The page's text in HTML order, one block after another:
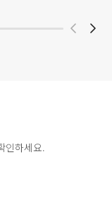
인하세요.